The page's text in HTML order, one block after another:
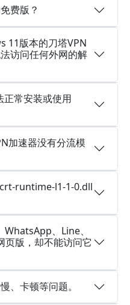
费版？
11版本的刀塔VPN
访问任何外网的解
常安装或使用
加速器没有分流模
runtime-l1-1-0.dll
、Line、
版，却不能访问它
、卡顿等问题。